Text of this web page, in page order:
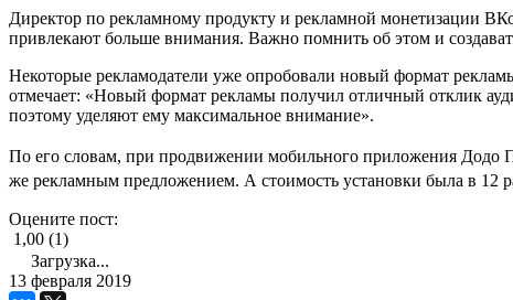
Директор по рекламному продукту и рекламной монетизации
привлекают больше внимания. Важно помнить об этом и
Некоторые рекламодатели уже опробовали новый формат
отмечает: «Новый формат рекламы получил отличный отклик
поэтому уделяют ему максимальное внимание».
По его словам, при продвижении мобильного приложения Додо
же рекламным предложением. А стоимость установки была в 12
Оцените пост:
1,00 (1)
Загрузка...
13 февраля 2019